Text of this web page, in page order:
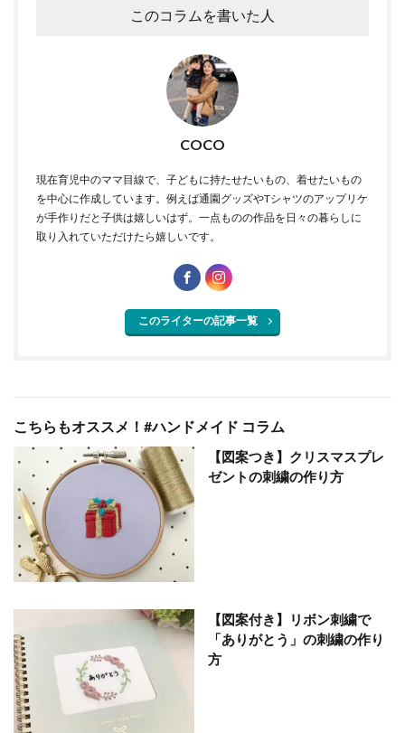
このコラムを書いた人
COCO
現在育児中のママ目線で、子どもに持たせたいもの、着せたいもの
を中心に作成しています。例えば通園グッズやTシャツのアップリケ
が手作りだと子供は嬉しいはず。一点ものの作品を日々の暮らしに
取り入れていただけたら嬉しいです。
このライターの記事一覧
こちらもオススメ！#ハンドメイド コラム
【図案つき】クリスマスプレ
ゼントの刺繍の作り方
【図案付き】リボン刺繍で
「ありがとう」の刺繍の作り
方